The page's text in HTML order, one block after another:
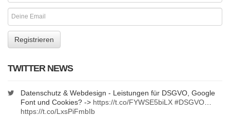
TWITTER NEWS
Datenschutz & Webdesign - Leistungen für DSGVO, Google
Font und Cookies? -> https://t.co/FYWSE5biLX #DSGVO
https://t.co/LxsPiFmbIb